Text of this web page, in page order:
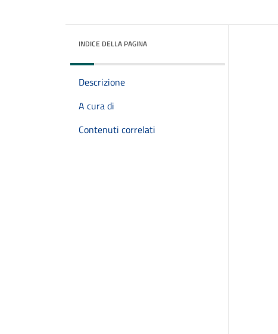
INDICE DELLA PAGINA
Descrizione
A cura di
Contenuti correlati